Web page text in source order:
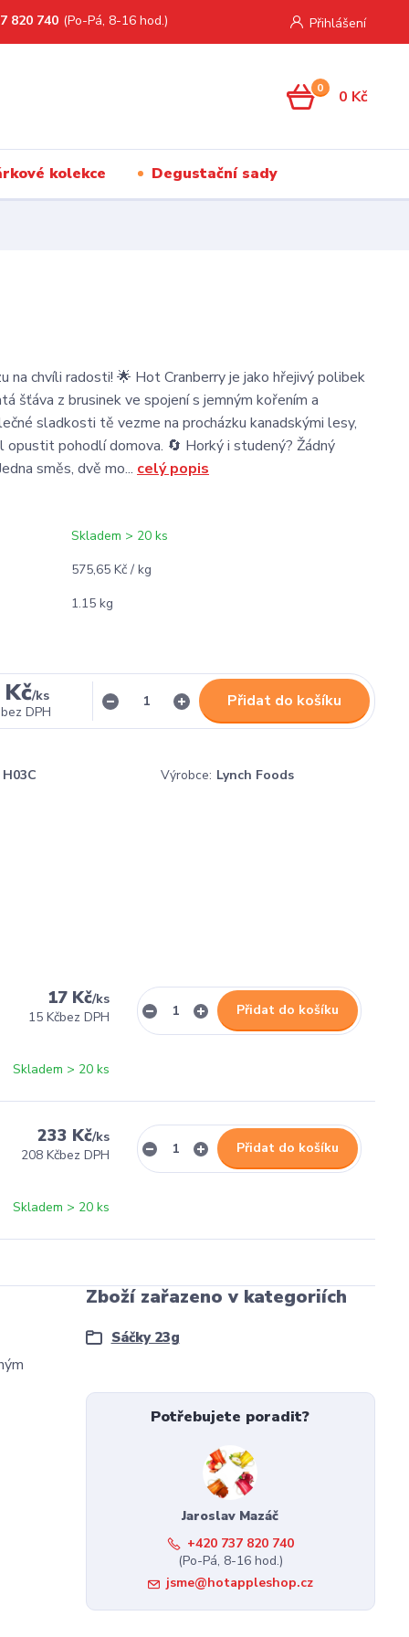
Přihlášení
820 740 (Po-Pá, 8-16 hod.)
0 0 Kč
kolekce Degustační sady
na chvíli radosti! 🌟 Hot Cranberry je jako hřejivý polibek
šťáva z brusinek ve spojení s jemným kořením a
sladkosti tě vezme na procházku kanadskými lesy,
opustit pohodlí domova. 🔄 Horký i studený? Žádný
směs, dvě mo... celý popis
Skladem > 20 ks
575,65 Kč / kg
1.15 kg
/ks
bez DPH
Přidat do košíku
H03C Výrobce: Lynch Foods
17 Kč/ks
15 Kčbez DPH
Skladem > 20 ks
Přidat do košíku
233 Kč/ks
208 Kčbez DPH
Skladem > 20 ks
Přidat do košíku
Zboží zařazeno v kategoriích
Sáčky 23g
Potřebujete poradit?
Jaroslav Mazáč
+420 737 820 740
(Po-Pá, 8-16 hod.)
jsme@hotappleshop.cz